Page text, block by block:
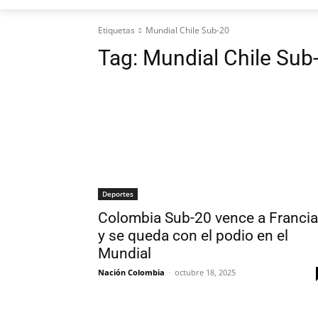
Etiquetas Mundial Chile Sub-20
Tag: Mundial Chile
Deportes
Colombia Sub-20 vence a Francia
y se queda con el podio en el
Mundial
Nación Colombia - octubre 18, 2025